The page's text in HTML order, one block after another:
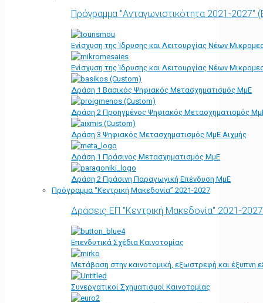
Πρόγραμμα "Ανταγωνιστικότητα 2021-
Ενίσχυση της Ίδρυσης και Λειτουργίας Νέων
Ενίσχυση της Ίδρυσης και Λειτουργίας Νέων
Δράση 1 Βασικός Ψηφιακός Μετασχηματισμός ΜμΕ
Δράση 2 Προηγμένος Ψηφιακός Μετασχηματισμός
Δράση 3 Ψηφιακός Μετασχηματισμός ΜμΕ Αιχμής
Δράση 1 Πράσινος Μετασχηματισμός ΜμΕ
Δράση 2 Πράσινη Παραγωγική Επένδυση ΜμΕ
Πρόγραμμα “Κεντρική Μακεδονία” 2021-2027
Δράσεις ΕΠ "Κεντρική Μακεδονία" 2021-2027
Επενδυτικά Σχέδια Καινοτομίας
Μετάβαση στην καινοτομική, εξωστρεφή και έξυπνη
Συνεργατικοί Σχηματισμοί Καινοτομίας